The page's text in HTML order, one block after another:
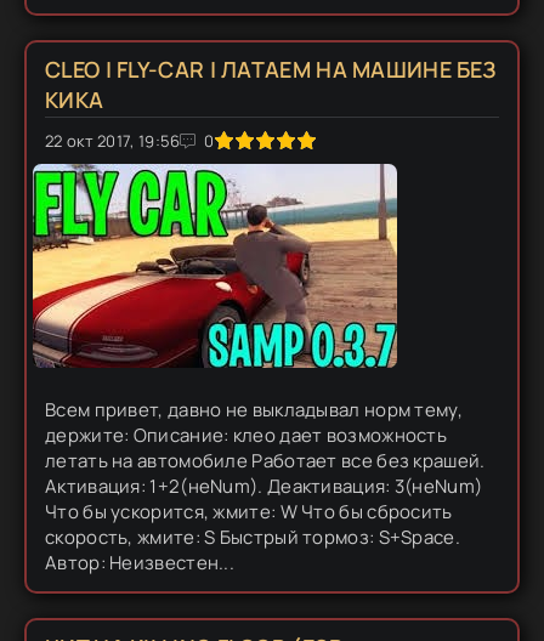
CLEO | FLY-CAR | ЛАТАЕМ НА МАШИНЕ БЕЗ
КИКА
22 окт 2017, 19:56 0
1 2 3 4 5
Всем привет, давно не выкладывал норм тему,
держите: Описание: клео дает возможность
летать на автомобиле Работает все без крашей.
Активация: 1+2(неNum). Деактивация: 3(неNum)
Что бы ускорится, жмите: W Что бы сбросить
скорость, жмите: S Быстрый тормоз: S+Space.
Автор: Неизвестен...